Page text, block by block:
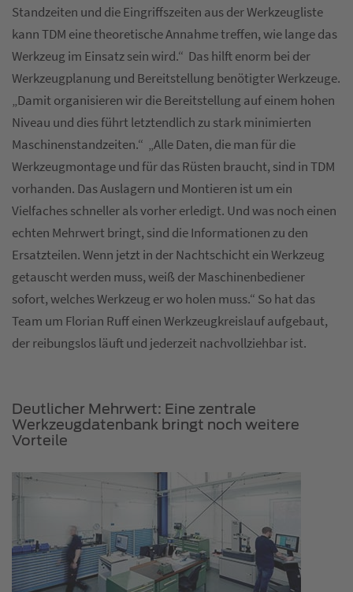
Standzeiten und die Eingriffszeiten aus der Werkzeugliste
kann TDM eine theoretische Annahme treffen, wie lange das
Werkzeug im Einsatz sein wird.“ Das hilft enorm bei der
Werkzeugplanung und Bereitstellung benötigter Werkzeuge.
„Damit organisieren wir die Bereitstellung auf einem hohen
Niveau und dies führt letztendlich zu stark minimierten
Maschinenstandzeiten.“ „Alle Daten, die man für die
Werkzeugmontage und für das Rüsten braucht, sind in TDM
vorhanden. Das Auslagern und Montieren ist um ein
Vielfaches schneller als vorher erledigt. Und was noch einen
echten Mehrwert bringt, sind die Informationen zu den
Ersatzteilen. Wenn jetzt in der Nachtschicht ein Werkzeug
getauscht werden muss, weiß der Maschinenbediener
sofort, welches Werkzeug er wo holen muss.“ So hat das
Team um Florian Ruff einen Werkzeugkreislauf aufgebaut,
der reibungslos läuft und jederzeit nachvollziehbar ist.
Deutlicher Mehrwert: Eine zentrale
Werkzeugdatenbank bringt noch weitere
Vorteile